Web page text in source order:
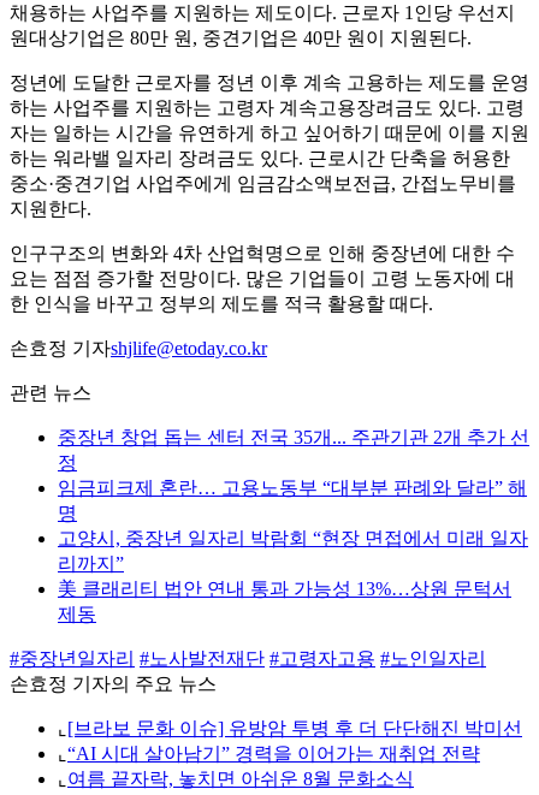
채용하는 사업주를 지원하는 제도이다. 근로자 1인당 우선지
원대상기업은 80만 원, 중견기업은 40만 원이 지원된다.
정년에 도달한 근로자를 정년 이후 계속 고용하는 제도를 운영
하는 사업주를 지원하는 고령자 계속고용장려금도 있다. 고령
자는 일하는 시간을 유연하게 하고 싶어하기 때문에 이를 지원
하는 워라밸 일자리 장려금도 있다. 근로시간 단축을 허용한
중소·중견기업 사업주에게 임금감소액보전급, 간접노무비를
지원한다.
인구구조의 변화와 4차 산업혁명으로 인해 중장년에 대한 수
요는 점점 증가할 전망이다. 많은 기업들이 고령 노동자에 대
한 인식을 바꾸고 정부의 제도를 적극 활용할 때다.
손효정 기자shjlife@etoday.co.kr
관련 뉴스
중장년 창업 돕는 센터 전국 35개... 주관기관 2개 추가 선
정
임금피크제 혼란… 고용노동부 “대부분 판례와 달라” 해
명
고양시, 중장년 일자리 박람회 “현장 면접에서 미래 일자
리까지”
美 클래리티 법안 연내 통과 가능성 13%…상원 문턱서
제동
#중장년일자리 #노사발전재단 #고령자고용 #노인일자리
손효정 기자의 주요 뉴스
⌞ [브라보 문화 이슈] 유방암 투병 후 더 단단해진 박미선
⌞ “AI 시대 살아남기” 경력을 이어가는 재취업 전략
⌞ 여름 끝자락, 놓치면 아쉬운 8월 문화소식